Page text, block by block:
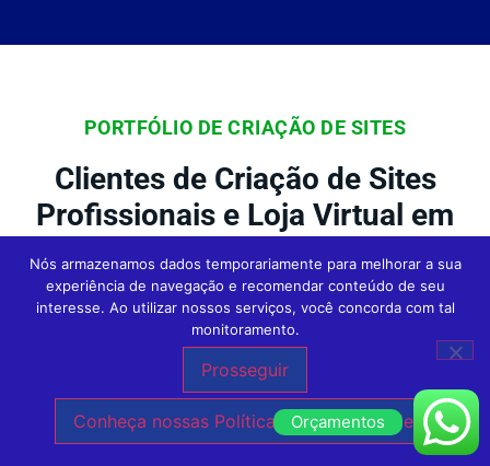
PORTFÓLIO DE CRIAÇÃO DE SITES
Clientes de Criação de Sites
Profissionais e Loja Virtual em
Todo o Brasil da Agência Expert
Digital
Na Agência ExpertCriação de Sites em São
Paulo, nossos clientes são o foco central
de tudo o que fazemos. Conheça outras
Orçamentos
Nós armazenamos dados temporariamente para melhorar a sua
experiência de navegação e recomendar conteúdo de seu
interesse. Ao utilizar nossos serviços, você concorda com tal
monitoramento.
Prosseguir
Conheça nossas Políticas de Privacidade.